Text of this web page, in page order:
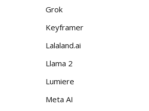
Grok
Keyframer
Lalaland.ai
Llama 2
Lumiere
Meta AI